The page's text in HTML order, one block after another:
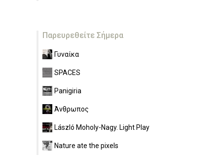
Παρευρεθείτε Σήμερα
Γυναίκα
SPACES
Panigiria
Άνθρωπος
László Moholy-Nagy. Light Play
Nature ate the pixels